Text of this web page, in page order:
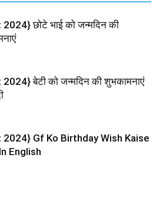
छोटे भाई को जन्मदिन की
बेटी को जन्मदिन की शुभकामनाएं
Gf Ko Birthday Wish Kaise
English